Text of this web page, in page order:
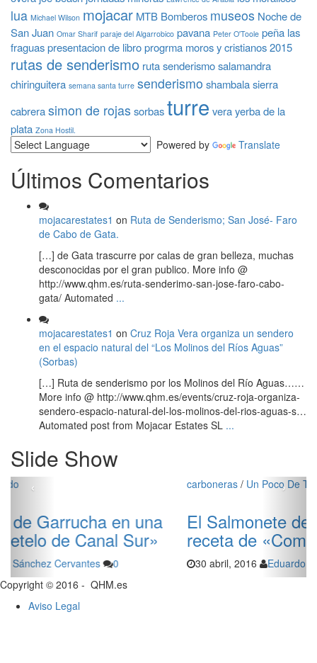
lua Michael Wilson mojacar MTB Bomberos museos Noche de
San Juan Omar Sharif paraje del Algarrobico pavana Peter O'Toole peña las
fraguaspresentacion de libroprogrma moros y cristianos 2015
rutas de senderismo ruta senderismosalamandra
chiringuitera semana santa turre senderismo shambalasierra
cabrerasimon de rojas sorbasturre verayerba de la
plata Zona Hostil.
Powered by Translate
Últimos Comentarios
mojacarestates1 on Ruta de Senderismo; San José- Faro
de Cabo de Gata.
[…] de Gata trascurre por calas de gran belleza, muchas
desconocidas por el gran publico. More info @
http://www.qhm.es/ruta-senderimo-san-jose-faro-cabo-
gata/ Automated ...
mojacarestates1 on Cruz Roja Vera organiza un sendero
en el espacio natural del “Los Molinos del Ríos Aguas”
(Sorbas)
[…] Ruta de senderismo por los Molinos del Río Aguas……
More info @ http://www.qhm.es/events/cruz-roja-organiza-
sendero-espacio-natural-del-los-molinos-del-rios-aguas-s…
Automated post from Mojacar Estates SL ...
Slide Show
carboneras
El Salmonete de Carboneras, una
receta de «Cometelo» de Canal Sur.
30 abril, 2016 Eduardo Sánchez Cervantes 0
‹ ›
Copyright © 2016 - QHM.es
Aviso Legal